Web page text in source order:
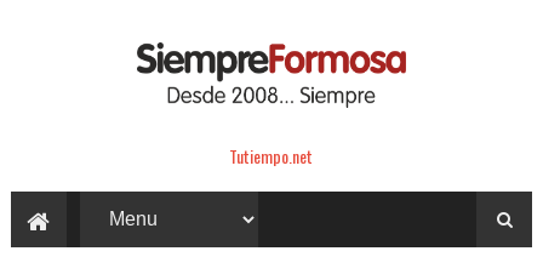
Tutiempo.net